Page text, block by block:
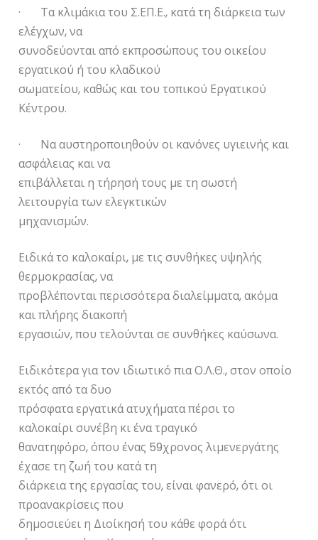
· Τα κλιμάκια του Σ.ΕΠ.Ε., κατά τη διάρκεια των
ελέγχων, να
συνοδεύονται από εκπροσώπους του οικείου
εργατικού ή του κλαδικού
σωματείου, καθώς και του τοπικού Εργατικού
Κέντρου.
· Να αυστηροποιηθούν οι κανόνες υγιεινής και
ασφάλειας και να
επιβάλλεται η τήρησή τους με τη σωστή
λειτουργία των ελεγκτικών
μηχανισμών.
Ειδικά το καλοκαίρι, με τις συνθήκες υψηλής
θερμοκρασίας, να
προβλέπονται περισσότερα διαλείμματα, ακόμα
και πλήρης διακοπή
εργασιών, που τελούνται σε συνθήκες καύσωνα.
Ειδικότερα για τον ιδιωτικό πια Ο.Λ.Θ., στον οποίο
εκτός από τα δυο
πρόσφατα εργατικά ατυχήματα πέρσι το
καλοκαίρι συνέβη κι ένα τραγικό
θανατηφόρο, όπου ένας 59χρονος λιμενεργάτης
έχασε τη ζωή του κατά τη
διάρκεια της εργασίας του, είναι φανερό, ότι οι
προανακρίσεις που
δημοσιεύει η Διοίκησή του κάθε φορά ότι